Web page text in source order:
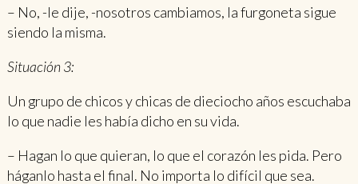
– No, -le dije, -nosotros cambiamos, la furgoneta sigue
siendo la misma.
Situación 3:
Un grupo de chicos y chicas de dieciocho años escuchaba
lo que nadie les había dicho en su vida.
– Hagan lo que quieran, lo que el corazón les pida. Pero
háganlo hasta el final. No importa lo difícil que sea.